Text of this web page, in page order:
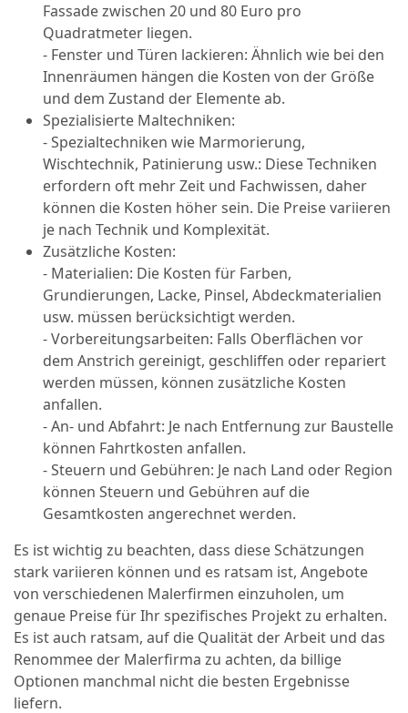
Fassade zwischen 20 und 80 Euro pro
Quadratmeter liegen.
- Fenster und Türen lackieren: Ähnlich wie bei den
Innenräumen hängen die Kosten von der Größe
und dem Zustand der Elemente ab.
Spezialisierte Maltechniken:
- Spezialtechniken wie Marmorierung,
Wischtechnik, Patinierung usw.: Diese Techniken
erfordern oft mehr Zeit und Fachwissen, daher
können die Kosten höher sein. Die Preise variieren
je nach Technik und Komplexität.
Zusätzliche Kosten:
- Materialien: Die Kosten für Farben,
Grundierungen, Lacke, Pinsel, Abdeckmaterialien
usw. müssen berücksichtigt werden.
- Vorbereitungsarbeiten: Falls Oberflächen vor
dem Anstrich gereinigt, geschliffen oder repariert
werden müssen, können zusätzliche Kosten
anfallen.
- An- und Abfahrt: Je nach Entfernung zur Baustelle
können Fahrtkosten anfallen.
- Steuern und Gebühren: Je nach Land oder Region
können Steuern und Gebühren auf die
Gesamtkosten angerechnet werden.
Es ist wichtig zu beachten, dass diese Schätzungen
stark variieren können und es ratsam ist, Angebote
von verschiedenen Malerfirmen einzuholen, um
genaue Preise für Ihr spezifisches Projekt zu erhalten.
Es ist auch ratsam, auf die Qualität der Arbeit und das
Renommee der Malerfirma zu achten, da billige
Optionen manchmal nicht die besten Ergebnisse
liefern.